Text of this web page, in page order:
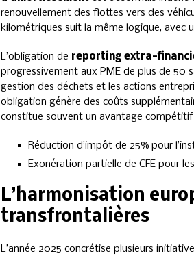
renouvellement des flottes vers des
kilométriques suit la même logique, avec
L’obligation de reporting extra-
progressivement aux PME de plus de 50
gestion des déchets et les actions
obligation génère des coûts
constitue souvent un avantage compétitif
Réduction d’impôt de 25% pour
Exonération partielle de CFE pour
L’harmonisation
transfrontalières
L’année 2025 concrétise plusieurs